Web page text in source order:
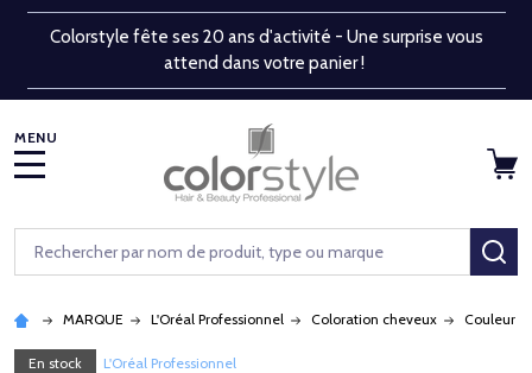
Colorstyle fête ses 20 ans d'activité - Une surprise vous
attend dans votre panier !
Rechercher
MARQUE L'Oréal Professionnel Coloration cheveux Couleur
En stock L'Oréal Professionnel